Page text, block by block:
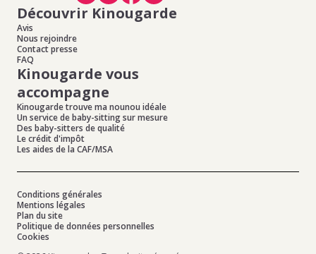
Découvrir Kinougarde
Avis
Nous rejoindre
Contact presse
FAQ
Kinougarde vous
accompagne
Kinougarde trouve ma nounou idéale
Un service de baby-sitting sur mesure
Des baby-sitters de qualité
Le crédit d'impôt
Les aides de la CAF/MSA
Conditions générales
Mentions légales
Plan du site
Politique de données personnelles
Cookies